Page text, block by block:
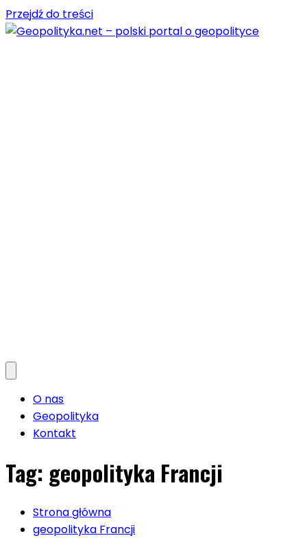
Przejdź do treści
O nas
Geopolityka
Kontakt
Tag: geopolityka Francji
Strona główna
geopolityka Francji